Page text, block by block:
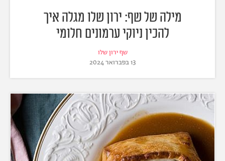
מילה של שף: ירון שלו מגלה איך
להכין ניוקי ערמונים חלומי
שף ירון שלו
13 בפברואר 2024